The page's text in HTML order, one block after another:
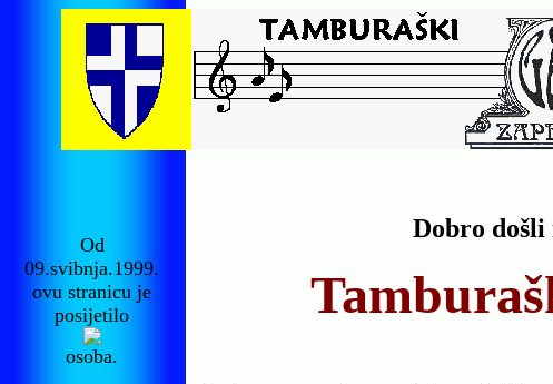
Od
09.svibnja.1999.
ovu stranicu je
posijetilo
osoba.
Dobro